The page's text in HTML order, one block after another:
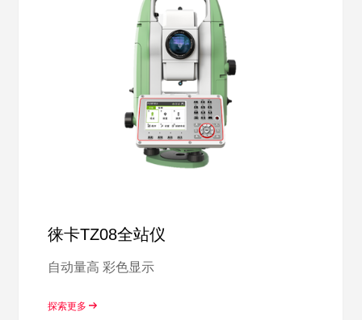
徕卡TZ08全站仪
自动量高 彩色显示
探索更多